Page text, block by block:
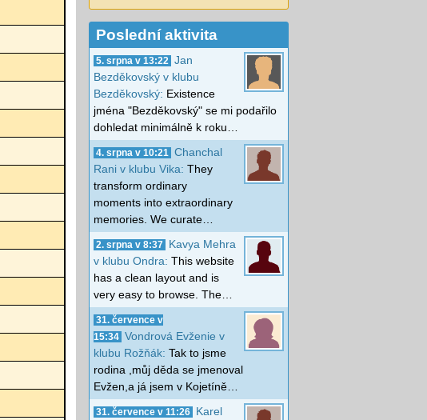
Poslední aktivita
5. srpna v 13:22
Jan
Bezděkovský v klubu
Bezděkovský: Existence
jména "Bezděkovský" se mi podařilo
dohledat minimálně k roku…
4. srpna v 10:21
Chanchal
Rani v klubu Vika: They
transform ordinary
moments into extraordinary
memories. We curate…
2. srpna v 8:37
Kavya Mehra
v klubu Ondra: This website
has a clean layout and is
very easy to browse. The…
31. července v
15:34 Vondrová Evženie v
klubu Rožňák: Tak to jsme
rodina ,můj děda se jmenoval
Evžen,a já jsem v Kojetíně…
31. července v 11:26
Karel